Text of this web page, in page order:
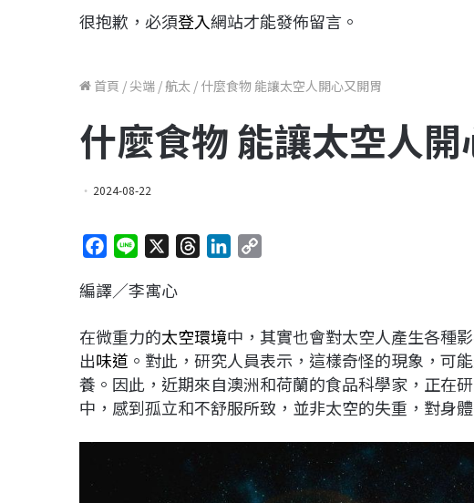
很抱歉，必須登入網站才能發佈留言。